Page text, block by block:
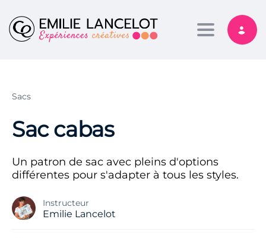
Toggle
Sacs
Sac cabas
Un patron de sac avec pleins d'options
différentes pour s'adapter à tous les styles.
Instructeur
Emilie Lancelot